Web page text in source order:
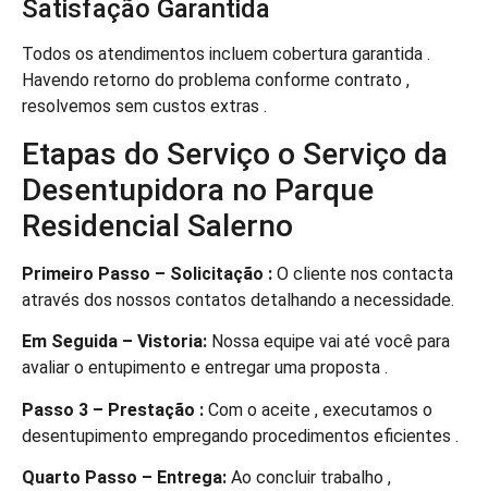
Satisfação Garantida
Todos os atendimentos incluem cobertura garantida .
Havendo retorno do problema conforme contrato ,
resolvemos sem custos extras .
Etapas do Serviço o Serviço da
Desentupidora no Parque
Residencial Salerno
Primeiro Passo – Solicitação : O cliente nos contacta
através dos nossos contatos detalhando a necessidade.
Em Seguida – Vistoria: Nossa equipe vai até você para
avaliar o entupimento e entregar uma proposta .
Passo 3 – Prestação : Com o aceite , executamos o
desentupimento empregando procedimentos eficientes .
Quarto Passo – Entrega: Ao concluir trabalho ,